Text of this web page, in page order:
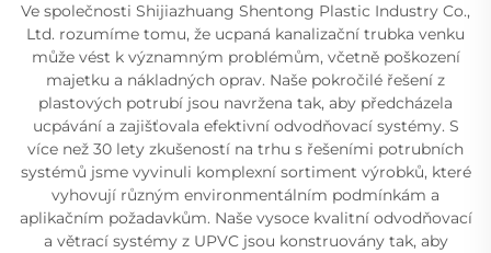
Ve společnosti Shijiazhuang Shentong Plastic Industry Co.,
Ltd. rozumíme tomu, že ucpaná kanalizační trubka venku
může vést k významným problémům, včetně poškození
majetku a nákladných oprav. Naše pokročilé řešení z
plastových potrubí jsou navržena tak, aby předcházela
ucpávání a zajišťovala efektivní odvodňovací systémy. S
více než 30 lety zkušeností na trhu s řešeními potrubních
systémů jsme vyvinuli komplexní sortiment výrobků, které
vyhovují různým environmentálním podmínkám a
aplikačním požadavkům. Naše vysoce kvalitní odvodňovací
a větrací systémy z UPVC jsou konstruovány tak, aby